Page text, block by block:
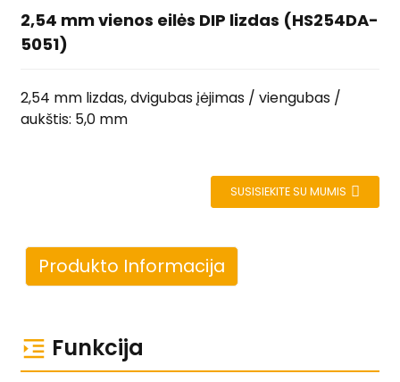
2,54 mm vienos eilės DIP lizdas (HS254DA-
5051)
2,54 mm lizdas, dvigubas įėjimas / viengubas /
aukštis: 5,0 mm
SUSISIEKITE SU MUMIS
Produkto Informacija
Funkcija